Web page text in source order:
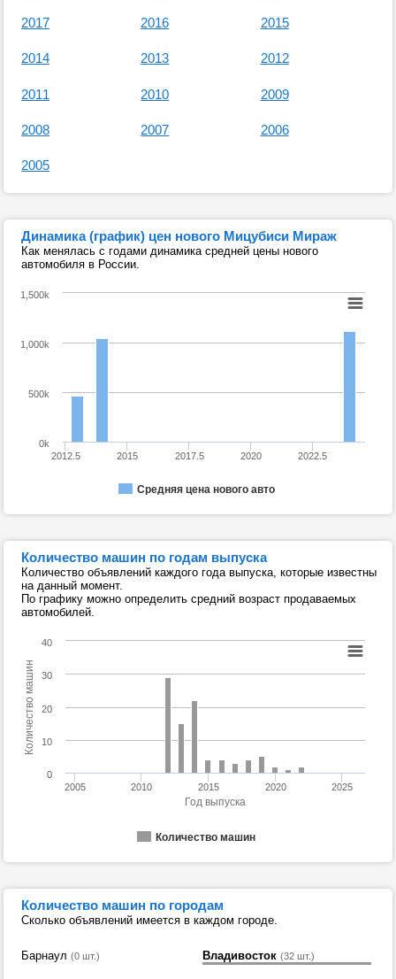
2017 2016 2015
2014 2013 2012
2011 2010 2009
2008 2007 2006
2005
Динамика (график) цен нового Мицубиси Мираж
Как менялась с годами динамика средней цены нового
автомобиля в России.
Средняя цена нового авто
2012.5 2015 2017.5 2020 2022.5
0k
500k
1,000k
1,500k
Количество машин по годам выпуска
Количество объявлений каждого года выпуска, которые известны
на данный момент.
По графику можно определить средний возраст продаваемых
автомобилей.
Год выпуска
Количество машин
Количество машин
2005 2010 2015 2020 2025
0
10
20
30
40
Количество машин по городам
Сколько объявлений имеется в каждом городе.
Барнаул (0 шт.) Владивосток (32 шт.)